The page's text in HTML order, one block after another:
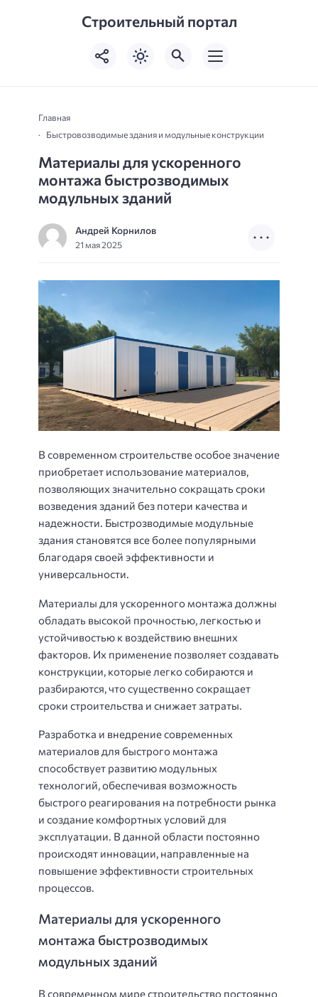
Строительный портал
Главная
Быстровозводимые здания и модульные конструкции
Материалы для ускоренного
монтажа быстрозводимых
модульных зданий
Андрей Корнилов
21 мая 2025
В современном строительстве особое значение
приобретает использование материалов,
позволяющих значительно сокращать сроки
возведения зданий без потери качества и
надежности. Быстрозводимые модульные
здания становятся все более популярными
благодаря своей эффективности и
универсальности.
Материалы для ускоренного монтажа должны
обладать высокой прочностью, легкостью и
устойчивостью к воздействию внешних
факторов. Их применение позволяет создавать
конструкции, которые легко собираются и
разбираются, что существенно сокращает
сроки строительства и снижает затраты.
Разработка и внедрение современных
материалов для быстрого монтажа
способствует развитию модульных
технологий, обеспечивая возможность
быстрого реагирования на потребности рынка
и создание комфортных условий для
эксплуатации. В данной области постоянно
происходят инновации, направленные на
повышение эффективности строительных
процессов.
Материалы для ускоренного
монтажа быстрозводимых
модульных зданий
В современном мире строительство постоянно